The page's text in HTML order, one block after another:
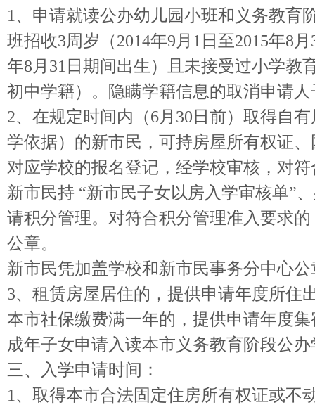
1、申请就读公办幼儿园小班和义务教育
班招收3周岁（2014年9月1日至2015年8
年8月31日期间出生）且未接受过小学教
初中学籍）。隐瞒学籍信息的取消申请
2、在规定时间内（6月30日前）取得自
学依据）的新市民，可持房屋所有权证
对应学校的报名登记，经学校审核，对
新市民持 “新市民子女以房入学审核单”
请积分管理。对符合积分管理准入要求
公章。
新市民凭加盖学校和新市民事务分中心
3、租赁房屋居住的，提供申请年度所住
本市社保缴费满一年的，提供申请年度
成年子女申请入读本市义务教育阶段公
三、入学申请时间：
1、取得本市合法固定住房所有权证或不